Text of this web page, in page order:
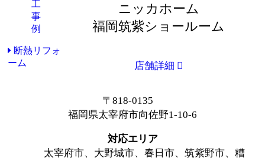
断熱リフォ
ーム
ニッカホーム
福岡筑紫ショールーム
店舗詳細
〒818-0135
福岡県太宰府市向佐野1-10-6
対応エリア
太宰府市、大野城市、春日市、筑紫野市、糟